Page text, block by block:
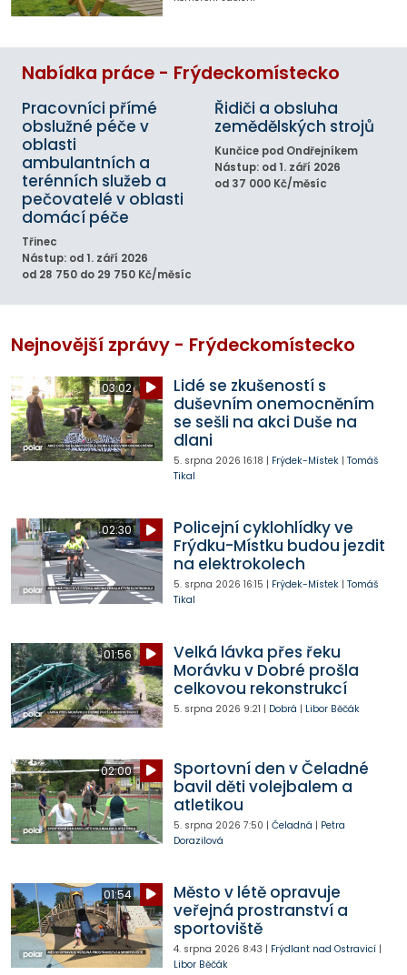
Nabídka práce - Frýdeckomístecko
Pracovníci přímé
obslužné péče v
oblasti
ambulantních a
terénních služeb a
pečovatelé v oblasti
domácí péče
Třinec
Nástup: od 1. září 2026
od 28 750 do 29 750 Kč/měsíc
Řidiči a obsluha
zemědělských strojů
Kunčice pod Ondřejníkem
Nástup: od 1. září 2026
od 37 000 Kč/měsíc
Nejnovější zprávy - Frýdeckomístecko
03:02
Lidé se zkušeností s
duševním onemocněním
se sešli na akci Duše na
dlani
5. srpna 2026 16:18 | Frýdek-Místek| Tomáš
Tikal
02:30
Policejní cyklohlídky ve
Frýdku-Místku budou jezdit
na elektrokolech
5. srpna 2026 16:15 | Frýdek-Místek| Tomáš
Tikal
01:56
Velká lávka přes řeku
Morávku v Dobré prošla
celkovou rekonstrukcí
5. srpna 2026 9:21 | Dobrá | Libor Běčák
02:00
Sportovní den v Čeladné
bavil děti volejbalem a
atletikou
5. srpna 2026 7:50 | Čeladná | Petra
Dorazilová
01:54
Město v létě opravuje
veřejná prostranství a
sportoviště
4. srpna 2026 8:43 | Frýdlant nad Ostravicí|
Libor Běčák